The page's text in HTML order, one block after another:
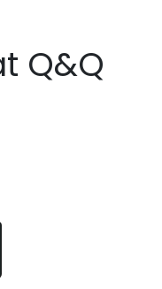
Q&Q